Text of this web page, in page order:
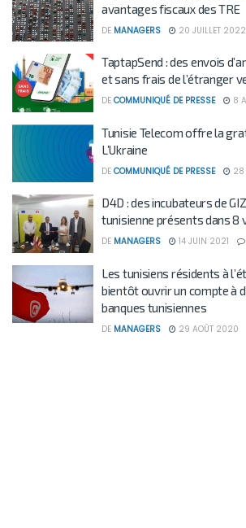
avantages fiscaux des TRE
DE MANAGERS 20 JUILLET 2022
TaptapSend : des envois
et sans frais de l’étranger
DE COMMUNIQUÉ DE PRESSE 8
Tunisie Telecom offre la
L’Ukraine
DE COMMUNIQUÉ DE PRESSE 28
D4D : des incubateurs de
tunisienne présents dans 8
DE MANAGERS 14 JUIN 2021
Les tunisiens résidents à
bientôt ouvrir un compte à
banques tunisiennes
DE MANAGERS 29 AOÛT 2020